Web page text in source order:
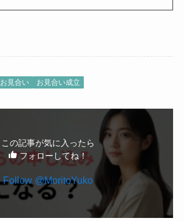
お見合い お見合い成立
この記事が気に入ったら
フォローしてね！
Follow @MoritoYuko